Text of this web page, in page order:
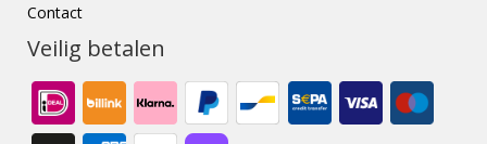
Contact
Veilig betalen